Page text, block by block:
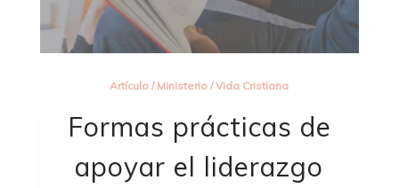
Artículo / Ministerio /Vida Cristiana
Formas prácticas de
apoyar el liderazgo